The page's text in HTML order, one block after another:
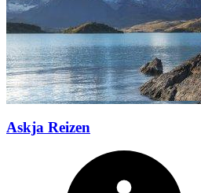
Askja Reizen